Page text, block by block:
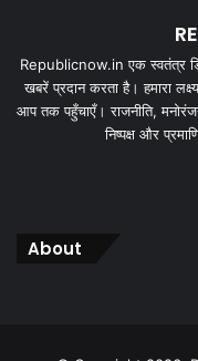
Republicnow.in एक स्वतंत्र
खबरें प्रदान करता है। हमारा
आप तक पहुँचाएँ। राजनीति,
निष्पक्ष और
About